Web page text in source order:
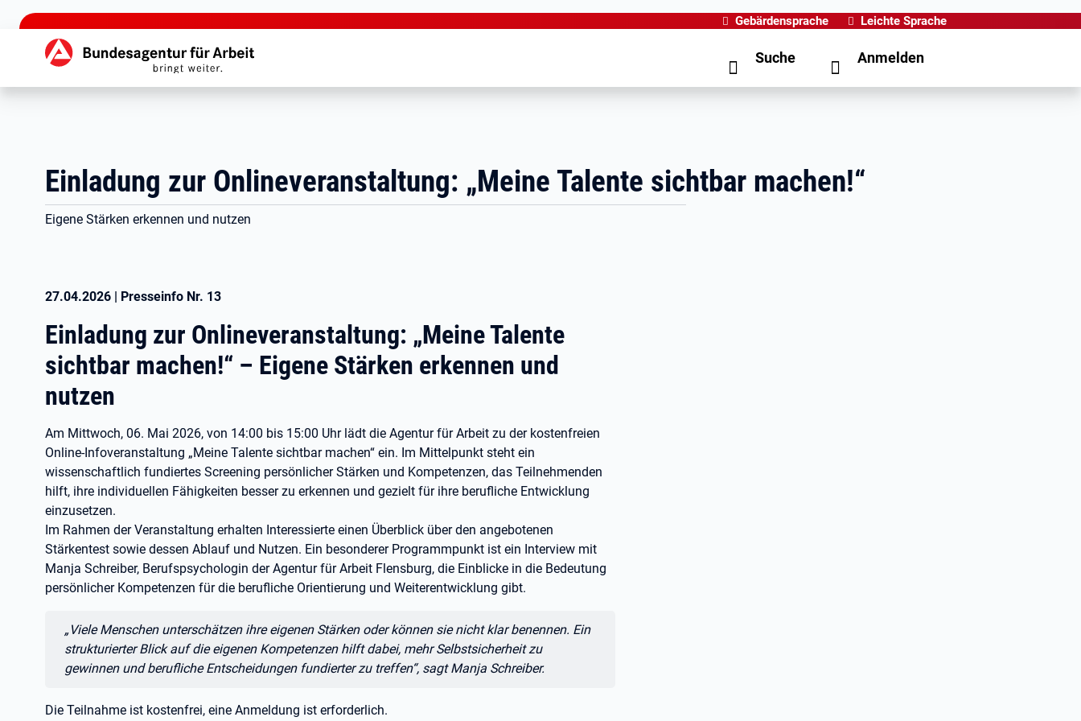
zu den Hauptinhalten springen
Gebärdensprache Leichte Sprache
Hauptnavigation Suche Anmelden
Einladung zur Onlineveranstaltung: „Meine Talente sichtbar machen!“
Eigene Stärken erkennen und nutzen
27.04.2026 | Presseinfo Nr. 13
Einladung zur Onlineveranstaltung: „Meine Talente
sichtbar machen!“ – Eigene Stärken erkennen und
nutzen
Am Mittwoch, 06. Mai 2026, von 14:00 bis 15:00 Uhr lädt die Agentur für Arbeit zu der kostenfreien
Online-Infoveranstaltung „Meine Talente sichtbar machen“ ein. Im Mittelpunkt steht ein
wissenschaftlich fundiertes Screening persönlicher Stärken und Kompetenzen, das Teilnehmenden
hilft, ihre individuellen Fähigkeiten besser zu erkennen und gezielt für ihre berufliche Entwicklung
einzusetzen.
Im Rahmen der Veranstaltung erhalten Interessierte einen Überblick über den angebotenen
Stärkentest sowie dessen Ablauf und Nutzen. Ein besonderer Programmpunkt ist ein Interview mit
Manja Schreiber, Berufspsychologin der Agentur für Arbeit Flensburg, die Einblicke in die Bedeutung
persönlicher Kompetenzen für die berufliche Orientierung und Weiterentwicklung gibt.
Zitat:
„Viele Menschen unterschätzen ihre eigenen Stärken oder können sie nicht klar benennen. Ein
strukturierter Blick auf die eigenen Kompetenzen hilft dabei, mehr Selbstsicherheit zu
gewinnen und berufliche Entscheidungen fundierter zu treffen“, sagt Manja Schreiber.
Die Teilnahme ist kostenfrei, eine Anmeldung ist erforderlich.